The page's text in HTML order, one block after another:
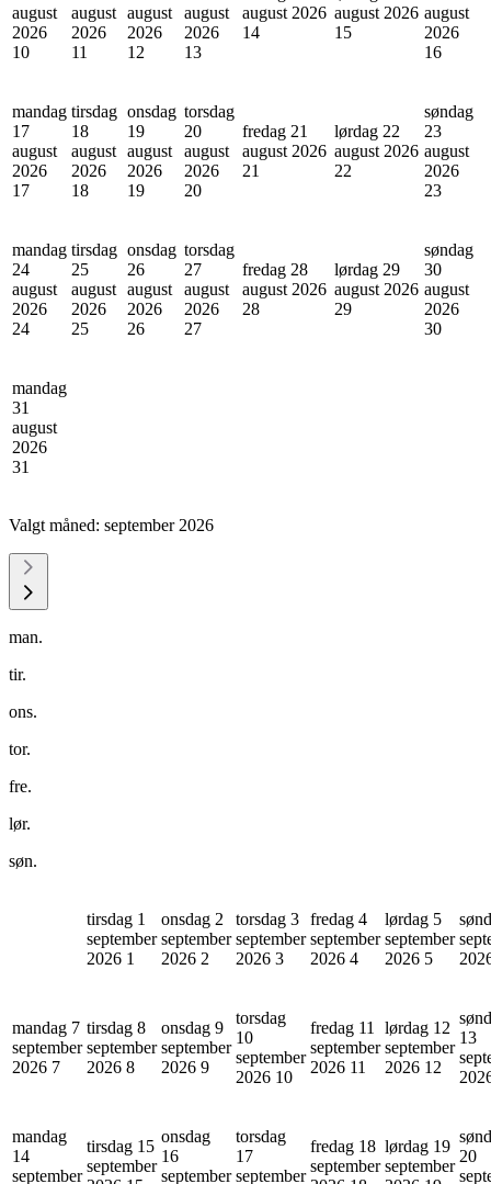
august
2026
10
august
2026
11
august
2026
12
august
2026
13
august 2026
14
august 2026
15
august
2026
16
mandag
17
august
2026
17
tirsdag
18
august
2026
18
onsdag
19
august
2026
19
torsdag
20
august
2026
20
fredag 21
august 2026
21
lørdag 22
august 2026
22
søndag
23
august
2026
23
mandag
24
august
2026
24
tirsdag
25
august
2026
25
onsdag
26
august
2026
26
torsdag
27
august
2026
27
fredag 28
august 2026
28
lørdag 29
august 2026
29
søndag
30
august
2026
30
mandag
31
august
2026
31
Valgt måned: september 2026
man.
tir.
ons.
tor.
fre.
lør.
søn.
tirsdag 1
september
2026 1
onsdag 2
september
2026 2
torsdag 3
september
2026 3
fredag 4
september
2026 4
lørdag 5
september
2026 5
mandag 7
september
2026 7
tirsdag 8
september
2026 8
onsdag 9
september
2026 9
torsdag
10
september
2026 10
fredag 11
september
2026 11
lørdag 12
september
2026 12
13
mandag
14
september
tirsdag 15
september
onsdag
16
september
torsdag
17
september
fredag 18
september
lørdag 19
september
20